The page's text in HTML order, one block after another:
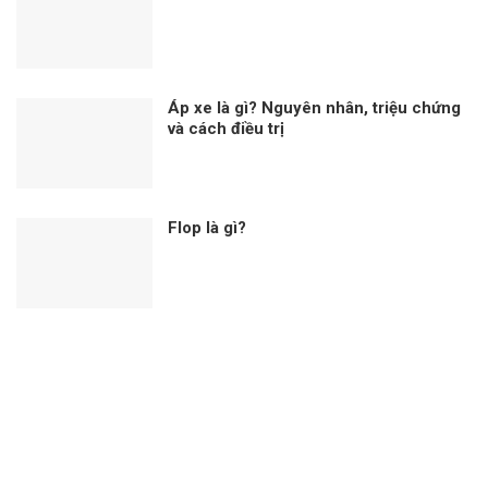
Áp xe là gì? Nguyên nhân, triệu chứng
và cách điều trị
Flop là gì?